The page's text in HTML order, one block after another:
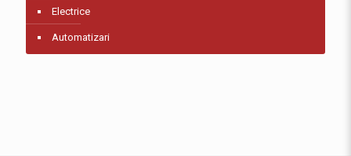
Electrice
Automatizari